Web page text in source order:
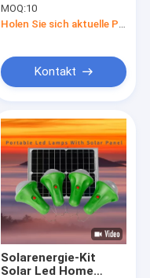
Schalter Notfall
wiederaufladbar
MOQ:10
Kontakt
Solarenergie-Kit
Solar Led Home